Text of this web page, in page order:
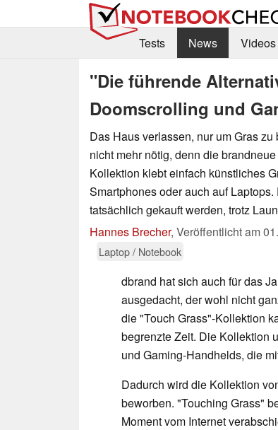
Tests
News Videos
"Die führende
Doomscrolling und
Das Haus verlassen, nur um Gras
nicht mehr nötig, denn die
Kollektion klebt einfach künstliches
Smartphones oder auch auf
tatsächlich gekauft werden, trotz
Hannes Brecher, Veröffentlicht am
Laptop / Notebook
dbrand hat sich auch für das
ausgedacht, der wohl nicht
die "Touch Grass"-Kollektion
begrenzte Zeit. Die Kollektion
und Gaming-Handhelds, die
Dadurch wird die Kollektion
beworben. "Touching Grass"
Moment vom Internet